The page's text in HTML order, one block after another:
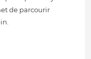
de parcourir